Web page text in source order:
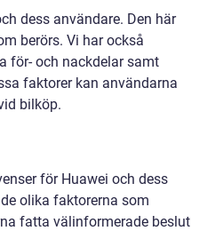
dess användare. Den här
berörs. Vi har också
för- och nackdelar samt
faktorer kan användarna
bilköp.
för Huawei och dess
olika faktorerna som
fatta välinformerade beslut